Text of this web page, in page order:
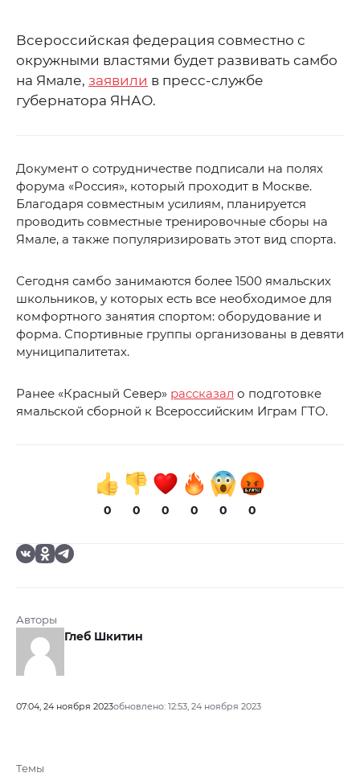
Всероссийская федерация совместно с
окружными властями будет развивать самбо
на Ямале, заявили в пресс-службе
губернатора ЯНАО.
Документ о сотрудничестве подписали на полях
форума «Россия», который проходит в Москве.
Благодаря совместным усилиям, планируется
проводить совместные тренировочные сборы на
Ямале, а также популяризировать этот вид спорта.
Сегодня самбо занимаются более 1500 ямальских
школьников, у которых есть все необходимое для
комфортного занятия спортом: оборудование и
форма. Спортивные группы организованы в девяти
муниципалитетах.
Ранее «Красный Север» рассказал о подготовке
ямальской сборной к Всероссийским Играм ГТО.
0 0 0 0 0 0
Авторы
Глеб Шкитин
07:04, 24 ноября 2023обновлено: 12:53, 24 ноября 2023
Темы